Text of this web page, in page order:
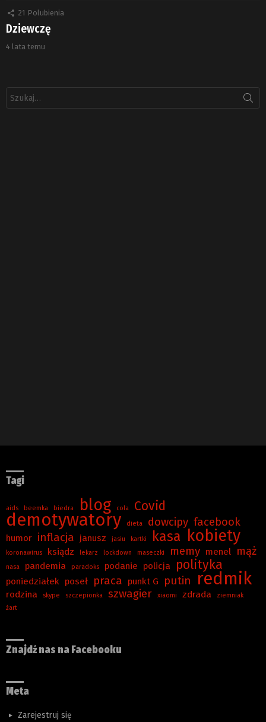
21 Polubienia
Dziewczę
4 lata temu
Tagi
aids beemka biedra blog cola Covid
demotywatory dieta dowcipy facebook
humor inflacja janusz jasiu kartki kasa kobiety
koronawirus ksiądz lekarz lockdown maseczki memy menel mąż
nasa pandemia paradoks podanie policja polityka
poniedziałek poseł praca punkt G putin redmik
rodzina skype szczepionka szwagier xiaomi zdrada
ziemniak
żart
Znajdź nas na Facebooku
Meta
Zarejestruj się